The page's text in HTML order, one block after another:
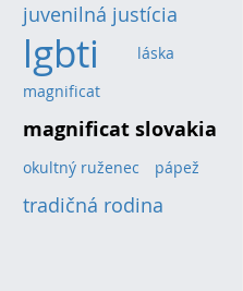
juvenilná justícia
lgbti (4)láska
magnificat
magnificat slovakia
okultný ruženec (1)pápež
tradičná rodina